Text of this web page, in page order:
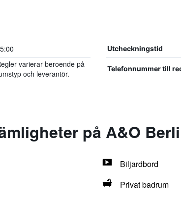
Utcheckningstid
varierar beroende på
och leverantör.
Telefonnummer till
på A&O
Biljardbord
Privat badrum